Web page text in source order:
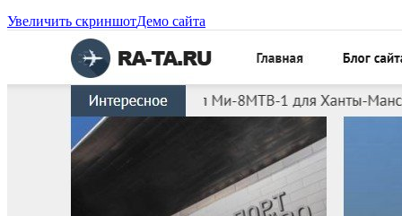
Увеличить скриншотДемо сайта